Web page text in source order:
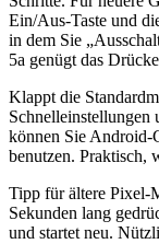
Ein/Aus-Taste und
in dem Sie
5a genügt das
Klappt die
Schnelleinstellungen
können Sie Android-
benutzen. Praktisch,
Tipp für ältere Pixel-
Sekunden lang
und startet neu.